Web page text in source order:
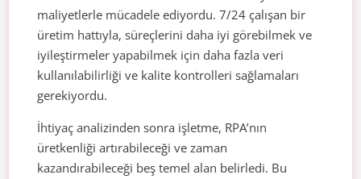
maliyetlerle mücadele ediyordu. 7/24 çalışan bir
üretim hattıyla, süreçlerini daha iyi görebilmek ve
iyileştirmeler yapabilmek için daha fazla veri
kullanılabilirliği ve kalite kontrolleri sağlamaları
gerekiyordu.
İhtiyaç analizinden sonra işletme, RPA’nın
üretkenliği artırabileceği ve zaman
kazandırabileceği beş temel alan belirledi. Bu